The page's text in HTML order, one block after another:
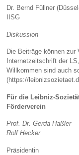
Dr. Bernd Füllner
IISG
Diskussion
Die Beiträge können
Internetzeitschrift der
Willkommen sind auch
(https://
Für die
Förderverein
Prof. Dr.
Rolf Hecker